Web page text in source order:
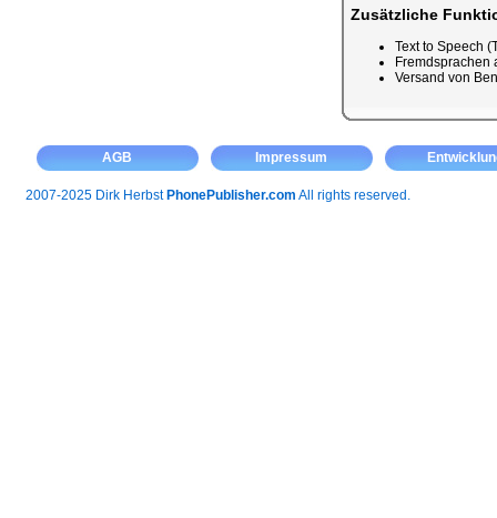
Zusätzliche
Text to Speech
Fremdsprachen
Versand von
AGB Impressum
2007-2025 Dirk Herbst PhonePublisher.com All rights reserved.